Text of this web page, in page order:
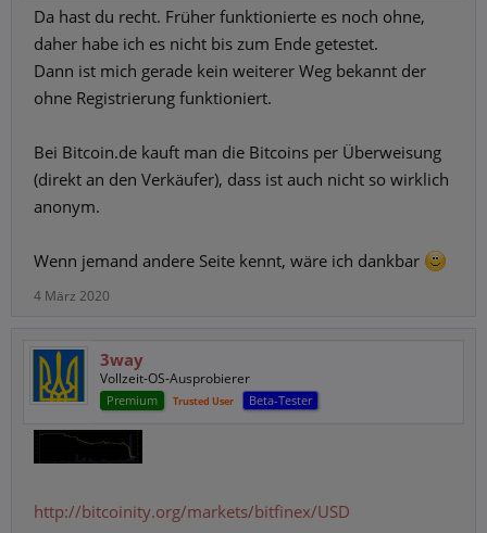
Da hast du recht. Früher funktionierte es noch ohne,
daher habe ich es nicht bis zum Ende getestet.
Dann ist mich gerade kein weiterer Weg bekannt der
ohne Registrierung funktioniert.
Bei Bitcoin.de kauft man die Bitcoins per Überweisung
(direkt an den Verkäufer), dass ist auch nicht so wirklich
anonym.
Wenn jemand andere Seite kennt, wäre ich dankbar
4 März 2020
3way
Vollzeit-OS-Ausprobierer
Premium Trusted User Beta-Tester
http://bitcoinity.org/markets/bitfinex/USD